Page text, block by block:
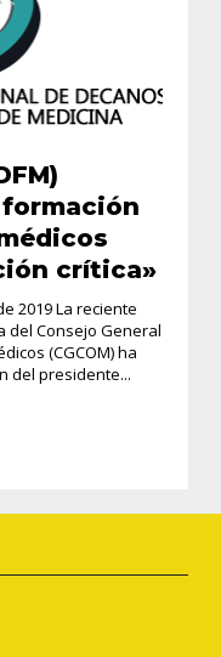
formación
crítica»
2019 La reciente
del Consejo General
(CGCOM) ha
del presidente...